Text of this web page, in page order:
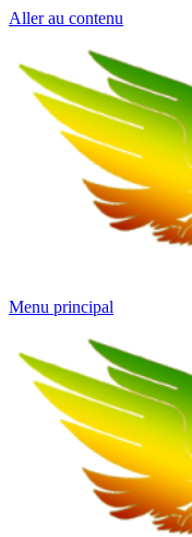
Aller au contenu
Menu principal